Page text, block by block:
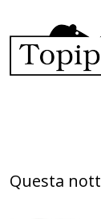
Questa